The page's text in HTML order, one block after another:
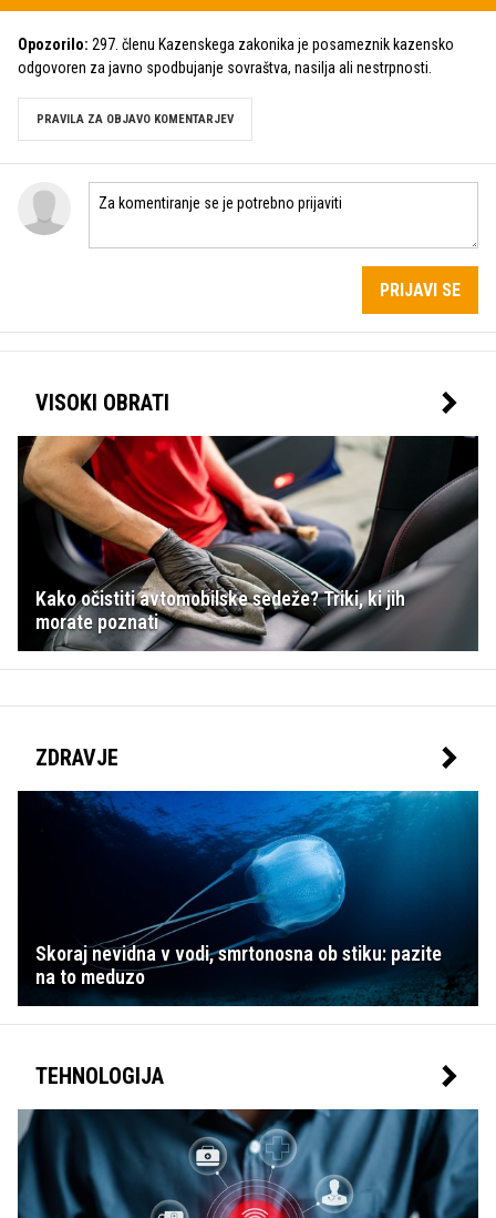
Opozorilo: 297. členu Kazenskega zakonika je posameznik kazensko
odgovoren za javno spodbujanje sovraštva, nasilja ali nestrpnosti.
PRAVILA ZA OBJAVO KOMENTARJEV
PRIJAVI SE
VISOKI OBRATI
Kako očistiti avtomobilske sedeže? Triki, ki jih
morate poznati
ZDRAVJE
Skoraj nevidna v vodi, smrtonosna ob stiku: pazite
na to meduzo
TEHNOLOGIJA